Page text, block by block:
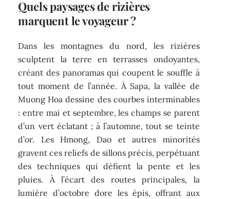
Quels paysages de rizières
marquent le voyageur ?
Dans les montagnes du nord, les rizières
sculptent la terre en terrasses ondoyantes,
créant des panoramas qui coupent le souffle à
tout moment de l’année. À Sapa, la vallée de
Muong Hoa dessine des courbes interminables
: entre mai et septembre, les champs se parent
d’un vert éclatant ; à l’automne, tout se teinte
d’or. Les Hmong, Dao et autres minorités
gravent ces reliefs de sillons précis, perpétuant
des techniques qui défient la pente et les
pluies. À l’écart des routes principales, la
lumière d’octobre dore les épis, offrant aux